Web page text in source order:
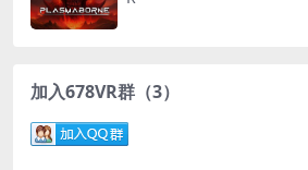
加入678VR群（3）